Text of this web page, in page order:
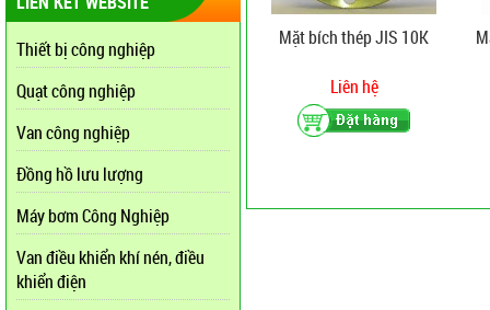
Thiết bị công nghiệp
Quạt công nghiệp
Van công nghiệp
Đồng hồ lưu lượng
Máy bơm Công Nghiệp
Van điều khiển khí nén, điều
khiển điện
Mặt bích thép JIS 10K
Liên hệ